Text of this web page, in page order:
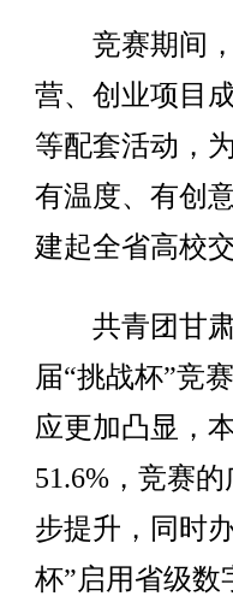
竞赛期间，
营、创业项目
等配套活动，
有温度、有创
建起全省高校
共青团甘肃
届“挑战杯”竞
应更加凸显，
51.6%，竞赛
步提升，同时
杯”启用省级数